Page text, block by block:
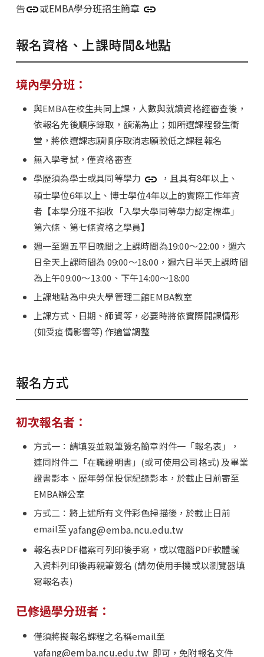
告
或EMBA學分班招生簡章
報名資格、上課時間&地點
境內學分班：
與EMBA在校生共同上課，人數與就讀資格經審查後，
依報名先後順序錄取，額滿為止；如所選課程發生衝
堂，將依選課志願順序取消志願較低之課程報名
無入學考試，僅資格審查
學歷須為學士或具同等學力
，且具有8年以上、
碩士學位6年以上、博士學位4年以上的實際工作年資
者【本學分班不招收「入學大學同等學力認定標準」
第六條、第七條資格之學員】
週一至週五平日晚間之上課時間為19:00～22:00，週六
日全天上課時間為 09:00～18:00，週六日半天上課時間
為上午09:00～13:00、下午14:00～18:00
上課地點為中央大學管理二館EMBA教室
上課方式、日期、師資等，必要時將依實際開課情形
(如受疫情影響等) 作適當調整
報名方式
初次報名者：
方式一：請填妥並親筆簽名簡章附件一「報名表」，
連同附件二「在職證明書」(或可使用公司格式) 及畢業
證書影本、歷年勞保投保紀錄影本，於截止日前寄至
EMBA辦公室
方式二：將上述所有文件彩色掃描後，於截止日前
email至yafang@emba.ncu.edu.tw
報名表PDF檔案可列印後手寫，或以電腦PDF軟體輸
入資料列印後再親筆簽名 (請勿使用手機或以瀏覽器填
寫報名表)
已修過學分班者：
僅須將擬報名課程之名稱email至
yafang@emba.ncu.edu.tw 即可，免附報名文件